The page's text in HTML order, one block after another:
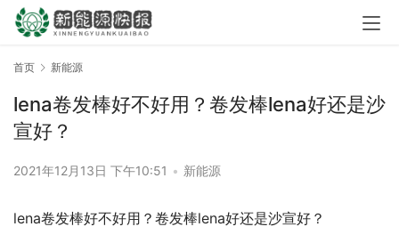
首页 新能源
lena卷发棒好不好用？卷发棒lena好还是沙
宣好？
2021年12月13日 下午10:51 • 新能源
lena卷发棒好不好用？卷发棒lena好还是沙宣好？